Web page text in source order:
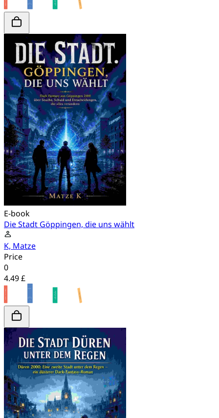
E-book
Die Stadt Göppingen, die uns wählt
K, Matze
Price
0
4.49 £